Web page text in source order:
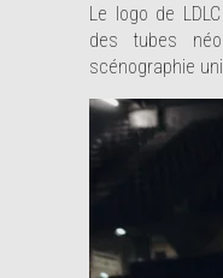
Le logo de
des tubes
scénographie